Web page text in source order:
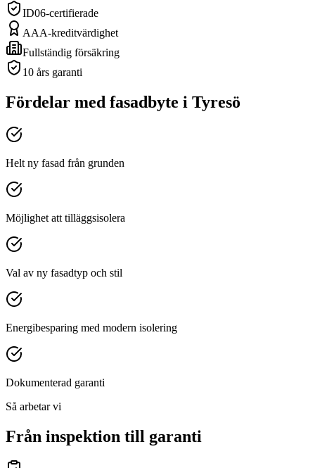
ID06-certifierade
AAA-kreditvärdighet
Fullständig försäkring
10 års garanti
Fördelar med fasadbyte i Tyresö
Helt ny fasad från grunden
Möjlighet att tilläggsisolera
Val av ny fasadtyp och stil
Energibesparing med modern isolering
Dokumenterad garanti
Så arbetar vi
Från inspektion till garanti